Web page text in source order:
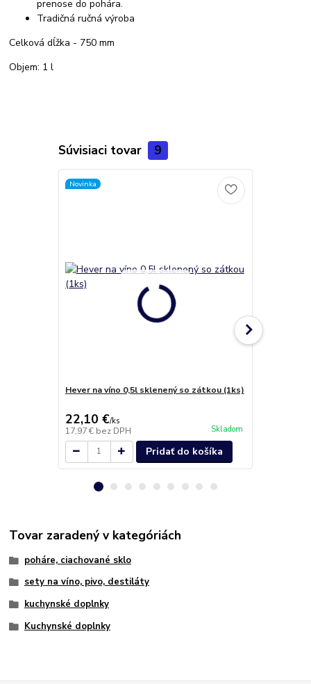
prenose do pohára.
Tradičná ručná výroba
Celková dĺžka - 750 mm
Objem: 1 l
Súvisiaci tovar 9
Novinka
Hever na víno 0,5l sklenený so zátkou (1ks)
22,10 €/ks
17,97 € bez DPH Skladom
Pridať do košíka
Tovar zaradený v kategóriách
poháre, ciachované sklo
sety na víno, pivo, destiláty
kuchynské doplnky
Kuchynské doplnky